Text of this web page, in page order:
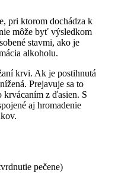
pri ktorom dochádza k
môže byť výsledkom
stavmi, ako je
alkoholu.
krvi. Ak je postihnutá
Prejavuje sa to
z ďasien. S
aj hromadenie
pečene)